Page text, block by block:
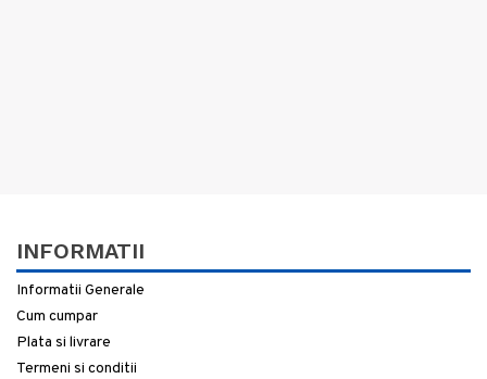
INFORMATII
Informatii Generale
Cum cumpar
Plata si livrare
Termeni si conditii